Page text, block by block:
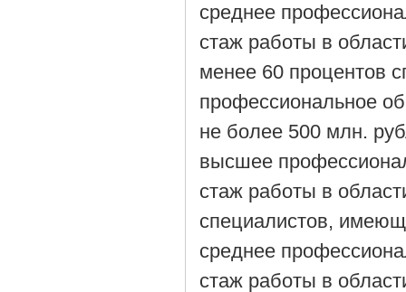
среднее
стаж работы в
менее 60 процентов
профессиональное
не более 500 млн.
высшее
стаж работы в
специалистов,
среднее
стаж работы в